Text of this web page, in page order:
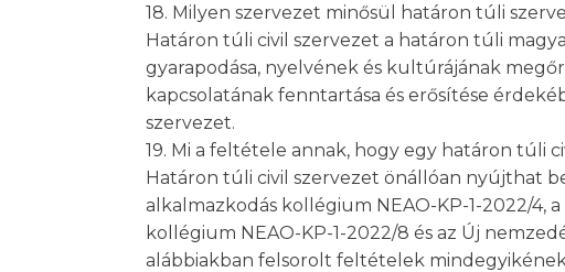
18. Milyen szervezet minősül határon túli
Határon túli civil szervezet a határon túli
gyarapodása, nyelvének és kultúrájának
kapcsolatának fenntartása és erősítése
szervezet.
19. Mi a feltétele annak, hogy egy határon túli
Határon túli civil szervezet önállóan nyújthat
alkalmazkodás kollégium NEAO-KP-1-2022/4,
kollégium NEAO-KP-1-2022/8 és az Új
alábbiakban felsorolt feltételek